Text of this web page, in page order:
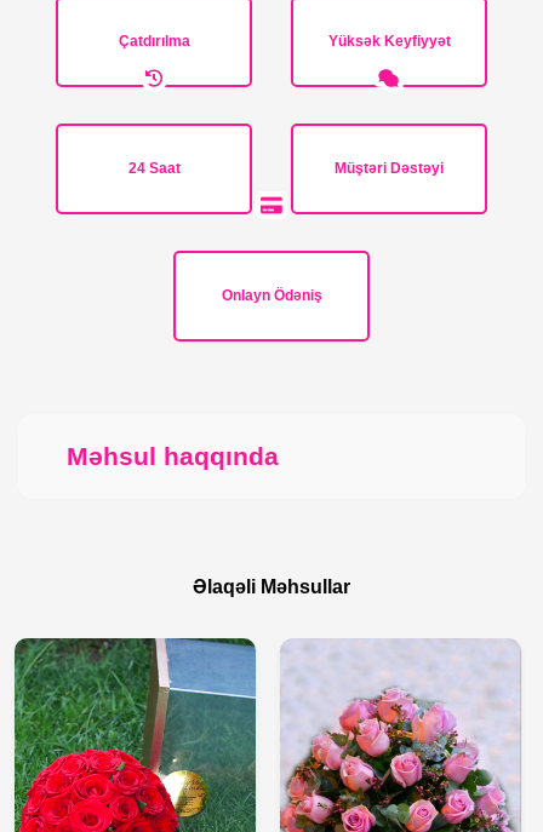
Çatdırılma Yüksək Keyfiyyət
24 Saat Müştəri Dəstəyi
Onlayn Ödəniş
Məhsul haqqında
Əlaqəli Məhsullar